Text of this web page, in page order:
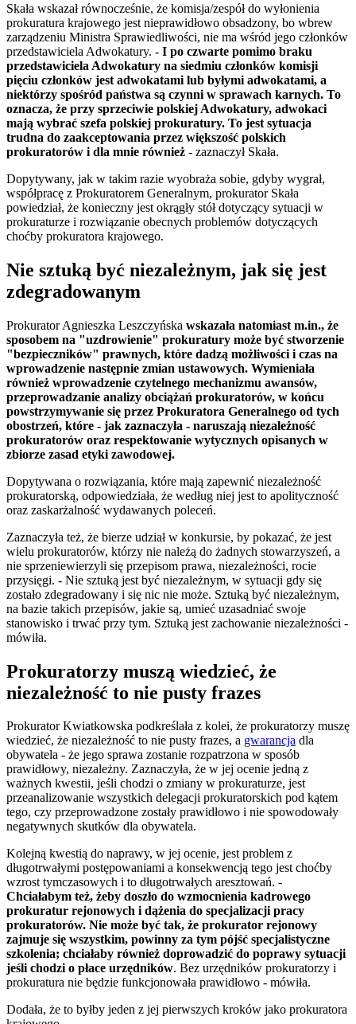
Skała wskazał równocześnie, że komisja/zespół do wyłonienia
prokuratura krajowego jest nieprawidłowo obsadzony, bo wbrew
zarządzeniu Ministra Sprawiedliwości, nie ma wśród jego członków
przedstawiciela Adwokatury. - I po czwarte pomimo braku
przedstawiciela Adwokatury na siedmiu członków komisji
pięciu członków jest adwokatami lub byłymi adwokatami, a
niektórzy spośród państwa są czynni w sprawach karnych. To
oznacza, że przy sprzeciwie polskiej Adwokatury, adwokaci
mają wybrać szefa polskiej prokuratury. To jest sytuacja
trudna do zaakceptowania przez większość polskich
prokuratorów i dla mnie również - zaznaczył Skała.
Dopytywany, jak w takim razie wyobraża sobie, gdyby wygrał,
współpracę z Prokuratorem Generalnym, prokurator Skała
powiedział, że konieczny jest okrągły stół dotyczący sytuacji w
prokuraturze i rozwiązanie obecnych problemów dotyczących
choćby prokuratora krajowego.
Nie sztuką być niezależnym, jak się jest
zdegradowanym
Prokurator Agnieszka Leszczyńska wskazała natomiast m.in., że
sposobem na "uzdrowienie" prokuratury może być stworzenie
"bezpieczników" prawnych, które dadzą możliwości i czas na
wprowadzenie następnie zmian ustawowych. Wymieniała
również wprowadzenie czytelnego mechanizmu awansów,
przeprowadzanie analizy obciążań prokuratorów, w końcu
powstrzymywanie się przez Prokuratora Generalnego od tych
obostrzeń, które - jak zaznaczyła - naruszają niezależność
prokuratorów oraz respektowanie wytycznych opisanych w
zbiorze zasad etyki zawodowej.
Dopytywana o rozwiązania, które mają zapewnić niezależność
prokuratorską, odpowiedziała, że według niej jest to apolityczność
oraz zaskarżalność wydawanych poleceń.
Zaznaczyła też, że bierze udział w konkursie, by pokazać, że jest
wielu prokuratorów, którzy nie należą do żadnych stowarzyszeń, a
nie sprzeniewierzyli się przepisom prawa, niezależności, rocie
przysięgi. - Nie sztuką jest być niezależnym, w sytuacji gdy się
zostało zdegradowany i się nic nie może. Sztuką być niezależnym,
na bazie takich przepisów, jakie są, umieć uzasadniać swoje
stanowisko i trwać przy tym. Sztuką jest zachowanie niezależności -
mówiła.
Prokuratorzy muszą wiedzieć, że
niezależność to nie pusty frazes
Prokurator Kwiatkowska podkreślała z kolei, że prokuratorzy muszę
wiedzieć, że niezależność to nie pusty frazes, a gwarancja dla
obywatela - że jego sprawa zostanie rozpatrzona w sposób
prawidłowy, niezależny. Zaznaczyła, że w jej ocenie jedną z
ważnych kwestii, jeśli chodzi o zmiany w prokuraturze, jest
przeanalizowanie wszystkich delegacji prokuratorskich pod kątem
tego, czy przeprowadzone zostały prawidłowo i nie spowodowały
negatywnych skutków dla obywatela.
Kolejną kwestią do naprawy, w jej ocenie, jest problem z
długotrwałymi postępowaniami a konsekwencją tego jest choćby
wzrost tymczasowych i to długotrwałych aresztowań. -
Chciałabym też, żeby doszło do wzmocnienia kadrowego
prokuratur rejonowych i dążenia do specjalizacji pracy
prokuratorów. Nie może być tak, że prokurator rejonowy
zajmuje się wszystkim, powinny za tym pójść specjalistyczne
szkolenia; chciałaby również doprowadzić do poprawy sytuacji
jeśli chodzi o płace urzędników. Bez urzędników prokuratorzy i
prokuratura nie będzie funkcjonowała prawidłowo - mówiła.
Dodała, że to byłby jeden z jej pierwszych kroków jako prokuratora